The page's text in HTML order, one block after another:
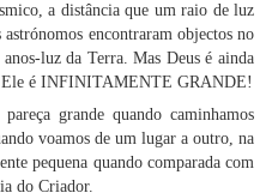
a distância que um raio de luz
encontraram objectos no
luz da Terra. Mas Deus é ainda
é INFINITAMENTE GRANDE!
grande quando caminhamos
voamos de um lugar a outro, na
pequena quando comparada com
do Criador.